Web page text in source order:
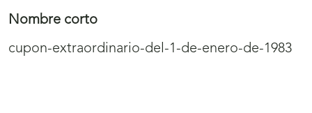
Nombre corto
cupon-extraordinario-del-1-de-enero-de-1983